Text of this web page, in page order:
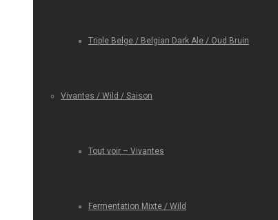
Triple Belge / Belgian Dark Ale / Oud Bruin
Vivantes / Wild / Saison
Tout voir – Vivantes
Fermentation Mixte / Wild